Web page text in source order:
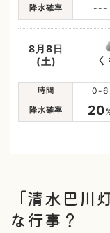
降水確率 ---
8月8日
(土)
時間 0-6
降水確率 20
「清水巴
な行事？